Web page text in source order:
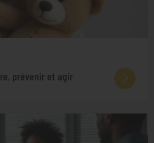
prévenir et agir